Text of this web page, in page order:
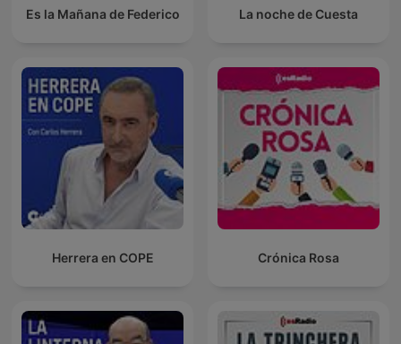
Es la Mañana de Federico La noche de Cuesta
Herrera en COPE Crónica Rosa